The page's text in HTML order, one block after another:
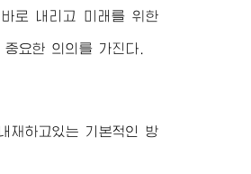
로 내리고 미래를 위한
요한 의의를 가진다.
재하고있는 기본적인 방